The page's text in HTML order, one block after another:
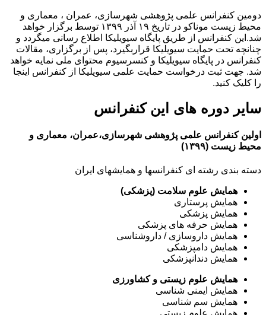
دومین کنفرانس علمی پژوهشی شهرسازی، عمران ، معماری و
محیط زیست موناکو در تاریخ ۱۹ آذر ۱۳۹۹ توسط برگزار خواهد
شد.این کنفرانس از طریق پایگاه سیویلیکا اطلاع رسانی میگردد و
چنانچه تحت حمایت سیویلیکا قراربگیرد، پس از برگزاری، مقالات
کنفرانس در پایگاه سیویلیکا و کنسرسیوم محتوای ملی نمایه خواهد
شد. جهت ثبت درخواست حمایت علمی سیویلیکا از کنفرانس اینجا
را کلیک کنید.
سایر دوره های این کنفرانس
اولین کنفرانس علمی پژوهشی شهرسازی،عمران، معماری و
محیط زیست (۱۳۹۹)
دسته بندی رشته ای کنفرانسها و همایشهای ایران
همایش علوم سلامت (پزشکی)
همایش پرستاری
همایش پزشکی
همایش حرفه های پزشکی
همایش داروسازی / داروشناسی
همایش دامپزشکی
همایش دندانپزشکی
همایش علوم زیستی و کشاورزی
همایش ایمنی شناسی
همایش سم شناسی